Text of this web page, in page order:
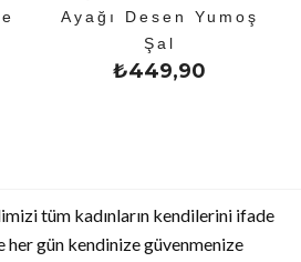
Ayağı Desen Yumoş
Şal
₺449,90
tüm kadınların kendilerini ifade
her gün kendinize güvenmenize